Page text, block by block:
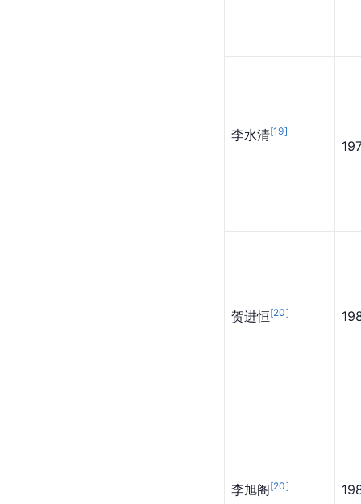
李水清[19]
贺进恒[20]
李旭阁[20]